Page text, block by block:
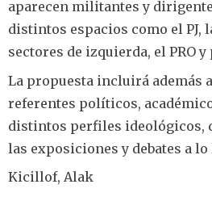
aparecen militantes y
distintos espacios como el PJ,
sectores de izquierda, el PRO
La propuesta incluirá además
referentes políticos,
distintos perfiles ideológicos,
las exposiciones y debates a
Kicillof, Alak